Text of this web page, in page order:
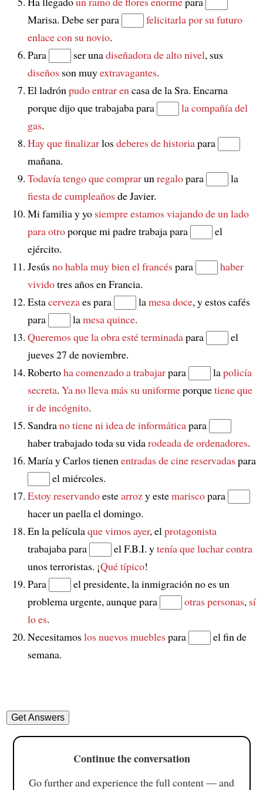
Marisa. Debe ser para
felicitarlapor su futuro
enlace con su novio.
Para
ser unadiseñadora de alto nivel, sus
diseñosson muyextravagantes.
El ladrón pudo entrar en casa de la Sra. Encarna
porque dijo que trabajaba para
la compañía del
gas.
Hay que finalizarlosdeberes de historiapara
mañana.
Todavía tengo que comprarun regalopara
la
fiesta de cumpleañosde Javier.
Mi familia y yo siempre estamos viajandode un lado
para otroporque mi padre trabaja para
el
ejército.
Jesúsno habla muy bien el francéspara
haber
vividotres años en Francia.
Estacervezaes para lamesa doce, y estos cafés
para
lamesa quince.
Queremos que la obra esté terminadapara
el
jueves 27 de noviembre.
Robertoha comenzado a trabajarpara lapolicía
secreta. Ya no lleva más su uniformeporquetiene que
ir de incógnito.
Sandrano tiene ni idea de informáticapara
haber trabajado toda su vidarodeada de ordenadores.
María y Carlos tienen entradas de cine reservadaspara
el miércoles.
Estoy reservandoestearrozy estemariscopara
hacer un paella el domingo.
En la películaque vimos ayer, el protagonista
trabajaba para
el F.B.I. ytenía que luchar contra
unos terroristas. ¡Qué típico!
Para
el presidente, la inmigración no es un
problema urgente, aunque para
otras personas, sí
lo es.
Necesitamoslos nuevos mueblespara
el fin de
semana.
Continue the conversation
Go further and experience the full content — and